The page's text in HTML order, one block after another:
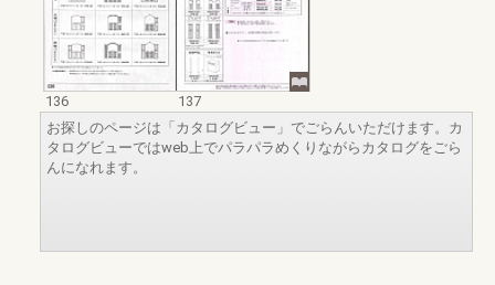
136
137
お探しのページは「カタログビュー」でごらんいただけます。カ
タログビューではweb上でパラパラめくりながらカタログをごら
んになれます。